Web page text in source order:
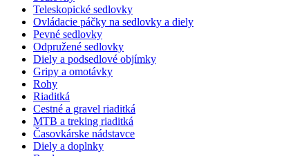
Teleskopické sedlovky
Ovládacie páčky na sedlovky a diely
Pevné sedlovky
Odpružené sedlovky
Diely a podsedlové objímky
Gripy a omotávky
Rohy
Riaditká
Cestné a gravel riaditká
MTB a treking riaditká
Časovkárske nádstavce
Diely a doplnky